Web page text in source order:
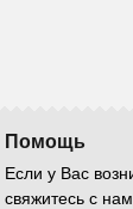
Помощь
Если у Вас
свяжитесь с